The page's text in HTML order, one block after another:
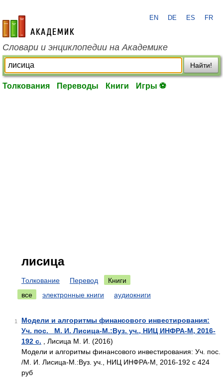
academic.ru
EN DE ES FR
Словари и энциклопедии на Академике
Найти!
Толкования Переводы Книги Игры ⚽
лисица
Толкование Перевод
Книги
все
электронные книги аудиокниги
1
Модели и алгоритмы финансового инвестирования:
Уч. пос. _М. И. Лисица-М.:Вуз. уч., НИЦ ИНФРА-М, 2016-
192 с. , Лисица М. И. (2016)
Модели и алгоритмы финансового инвестирования: Уч. пос.
/М. И. Лисица-М.:Вуз. уч., НИЦ ИНФРА-М, 2016-192 с 424
руб